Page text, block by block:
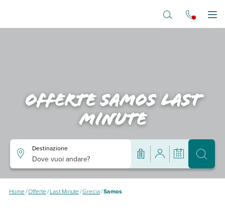
Destinazione
Dove vuoi andare?
Offerte samos last
minute
Home/Offerte/Last Minute/Grecia/Samos